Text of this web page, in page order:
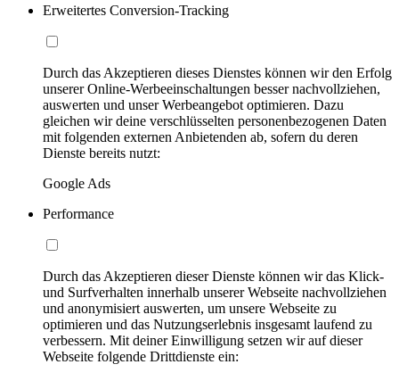
Erweitertes Conversion-Tracking
Durch das Akzeptieren dieses Dienstes können wir den Erfolg
unserer Online-Werbeeinschaltungen besser nachvollziehen,
auswerten und unser Werbeangebot optimieren. Dazu
gleichen wir deine verschlüsselten personenbezogenen Daten
mit folgenden externen Anbietenden ab, sofern du deren
Dienste bereits nutzt:
Google Ads
Performance
Durch das Akzeptieren dieser Dienste können wir das Klick-
und Surfverhalten innerhalb unserer Webseite nachvollziehen
und anonymisiert auswerten, um unsere Webseite zu
optimieren und das Nutzungserlebnis insgesamt laufend zu
verbessern. Mit deiner Einwilligung setzen wir auf dieser
Webseite folgende Drittdienste ein: